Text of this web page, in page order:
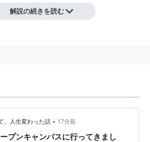
と。
解説の続きを読む
、人生変わった話 • 17分前
プンキャンパスに行ってきまし